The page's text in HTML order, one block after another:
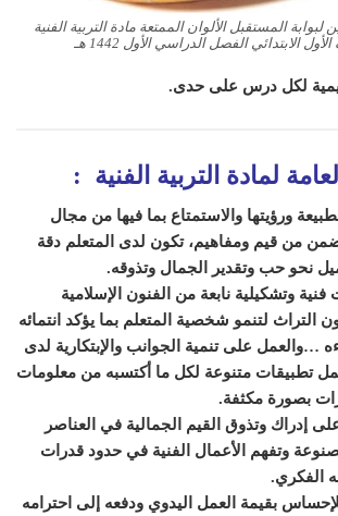
المستقبل الألوان الممتعة مادة التربية الفنية
الابتدائي الفصل الدراسي الأول 1442 هـ
لكل درس على حدى.
لمادة التربية الفنية :
ورؤيتها والاستمتاع بما فيها من مجال
من قيم ومفاهيم، تكون لدى المتعلم دقة
نحو حب وتقدير الجمال وتذوقه.
فنية وتشكيلية نابعة من الفنون الإسلامية
التراث لتنمو شخصية المتعلم بما يؤكد انتمائه
…والعمل على تنمية الجوانب والإبتكارية لدى
تطبيقات متنوعة لكل ما أكتسبه من معلومات
بصورة مكثفة.
إدراك وتذوق القيم الجمالية في العناصر
وتفهم الأعمال الفنية في حدود قدرات
الفكري.
بقيمة العمل اليدوي ودفعه إلى احترامه